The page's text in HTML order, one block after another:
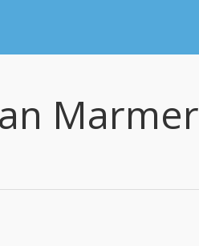
Marmer